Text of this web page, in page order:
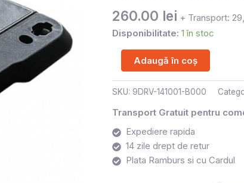
260.00 lei + Transport:
Disponibilitate: 1 în stoc
Adaugă în coș
SKU: 9DRV-141001-B000
Transport Gratuit pentru
Expediere rapida
14 zile drept de retur
Plata Ramburs si cu Cardul